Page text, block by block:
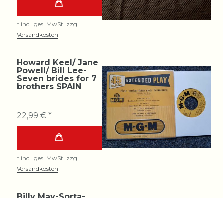
* incl. ges. MwSt. zzgl.
Versandkosten
Howard Keel/ Jane
Powell/ Bill Lee-
Seven brides for 7
brothers SPAIN
22,99 € *
* incl. ges. MwSt. zzgl.
Versandkosten